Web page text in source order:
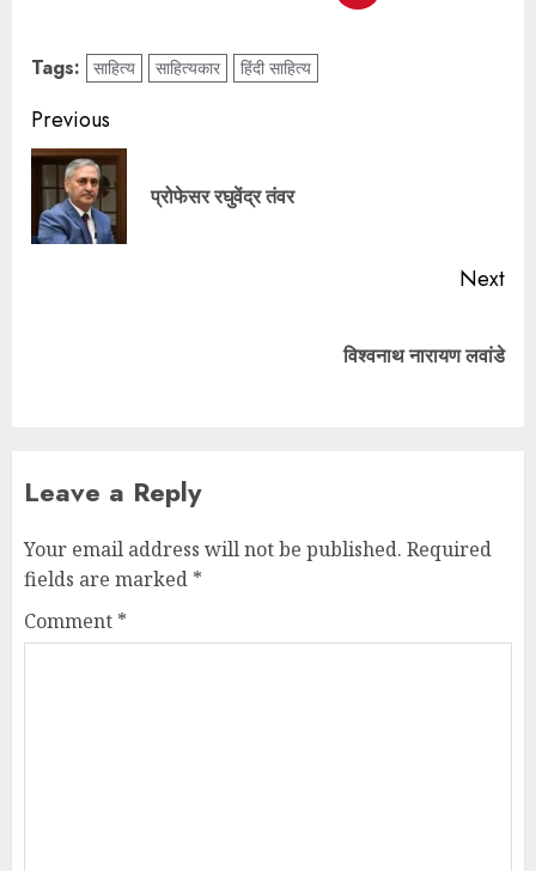
Tags: साहित्य साहित्यकार हिंदी साहित्य
Previous
प्रोफेसर रघुवेंद्र तंवर
Next
विश्वनाथ नारायण लवांडे
Leave a Reply
Your email address will not be published. Required
fields are marked *
Comment *